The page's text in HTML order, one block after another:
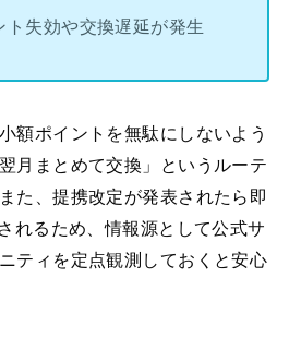
ト失効や交換遅延が発生
額ポイントを無駄にしないよう
月まとめて交換」というルーテ
た、提携改定が発表されたら即
れるため、情報源として公式サ
ティを定点観測しておくと安心